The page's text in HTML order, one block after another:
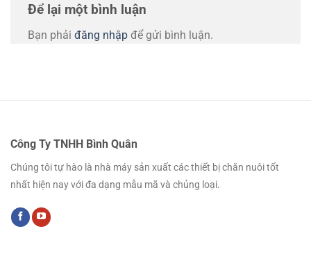
Để lại một bình luận
Bạn phải đăng nhập để gửi bình luận.
Công Ty TNHH Bình Quân
Chúng tôi tự hào là nhà máy sản xuất các thiết bị chăn nuôi tốt
nhất hiện nay với đa dạng mẫu mã và chủng loại.